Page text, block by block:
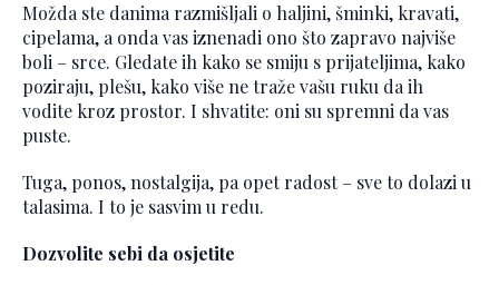
Možda ste danima razmišljali o haljini, šminki, kravati,
cipelama, a onda vas iznenadi ono što zapravo najviše
boli – srce. Gledate ih kako se smiju s prijateljima, kako
poziraju, plešu, kako više ne traže vašu ruku da ih
vodite kroz prostor. I shvatite: oni su spremni da vas
puste.
Tuga, ponos, nostalgija, pa opet radost – sve to dolazi u
talasima. I to je sasvim u redu.
Dozvolite sebi da osjetite